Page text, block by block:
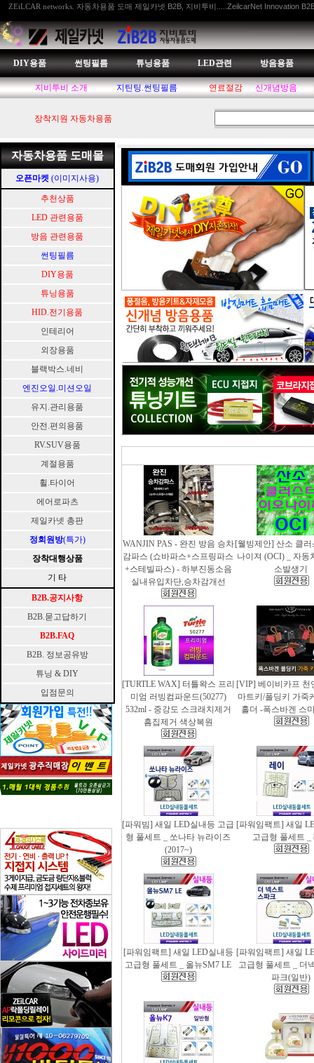
ZEiLCAR networks. 자동차용품 도매 제일카넷 B2B, 지비투비.....ZeilcarNet Innovation
DIY용품 썬팅필름 튜닝용품 LED관련 방음용품
지비투비 소개 지틴팅.썬팅필름 연료절감 신개념방음
장착지원 자동차용품
자동차용품 도매몰
오픈마켓 (이미지사용)
추천상품
LED 관련용품
방음 관련용품
썬팅필름
DIY용품
튜닝용품
HID.전기용품
인테리어
외장용품
블랙박스.네비
엔진오일.미션오일
유지.관리용품
안전.편의용품
RV.SUV용품
계절용품
휠.타이어
에어로파츠
제일카넷 총판
정회원방(특가)
장착대행상품
기 타
B2B.공지사항
B2B.묻고답하기
B2B.FAQ
B2B. 정보공유방
튜닝 & DIY
입점문의
WANJIN PAS - 완진 방음 승차
감파스 (쇼바파스+스프링파스
+스테빌파스) - 하부진동소음
실내유입차단,승차감개선
[웰빙제안] 산소 클
나이져 (OCI) _ 자동
소발생기
[TURTLE WAX] 터틀왁스 프리
미엄 러빙컴파운드(50277)
532ml - 중강도 스크래치제거
흠집제거 색상복원
[VIP] 베이비카프 천
마트키/폴딩키 가죽
홀더 -폭스바겐 스
[파워빔] 새일 LED실내등 고급
형 풀세트 _ 쏘나타 뉴라이즈
(2017~)
[파워임팩트] 새일
고급형 풀세트 _
[파워임팩트] 새일 LED실내등
고급형 풀세트 _ 올뉴SM7 LE
[파워임팩트] 새일
고급형 풀세트 _ 더
파크(일반)